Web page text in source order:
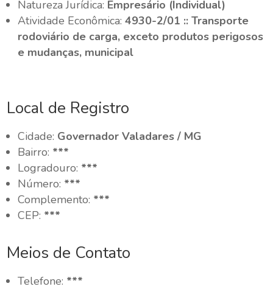
Natureza Jurídica: Empresário (Individual)
Atividade Econômica:4930-2/01 :: Transporte
rodoviário de carga, exceto produtos perigosos
e mudanças, municipal
Local de Registro
Cidade: Governador Valadares / MG
Bairro: ***
Logradouro: ***
Número: ***
Complemento: ***
CEP: ***
Meios de Contato
Telefone: ***